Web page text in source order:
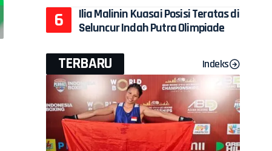
Ilia Malinin Kuasai Posisi Teratas di
Seluncur Indah Putra Olimpiade
TERBARU Indeks